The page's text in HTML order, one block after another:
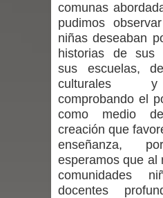
proyecto de
en la alta
impacto
INDAP
incentivos a
de la provincia
Municipalidad
comunas
pudimos
niñas deseaban
historias de sus
sus escuelas,
culturales y
comprobando el
como medio
creación que
enseñanza,
esperamos que al
comunidades
docentes